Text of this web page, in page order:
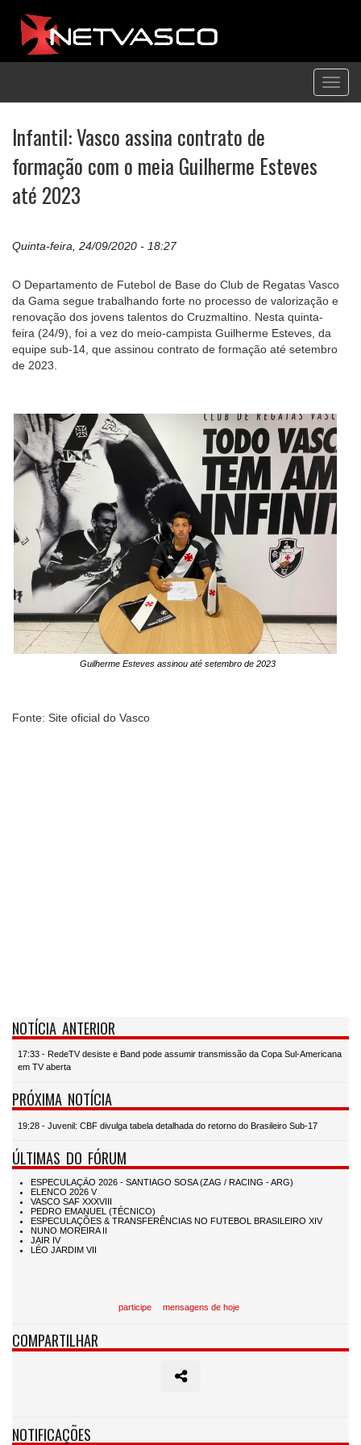
Infantil: Vasco assina contrato de
formação com o meia Guilherme Esteves
até 2023
Quinta-feira, 24/09/2020 - 18:27
O Departamento de Futebol de Base do Club de Regatas Vasco
da Gama segue trabalhando forte no processo de valorização e
renovação dos jovens talentos do Cruzmaltino. Nesta quinta-
feira (24/9), foi a vez do meio-campista Guilherme Esteves, da
equipe sub-14, que assinou contrato de formação até setembro
de 2023.
Guilherme Esteves assinou até setembro de 2023
Fonte: Site oficial do Vasco
NOTÍCIA ANTERIOR
17:33 - RedeTV desiste e Band pode assumir transmissão da Copa Sul-Americana
em TV aberta
PRÓXIMA NOTÍCIA
19:28 - Juvenil: CBF divulga tabela detalhada do retorno do Brasileiro Sub-17
ÚLTIMAS DO FÓRUM
participe mensagens de hoje
COMPARTILHAR
NOTIFICAÇÕES